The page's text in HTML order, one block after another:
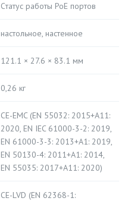
Cтатус работы PoE портов
настольное, настенное
121.1 × 27.6 × 83.1 мм
0,26 кг
CE-EMC (EN 55032: 2015+A11:
2020, EN IEC 61000-3-2: 2019,
EN 61000-3-3: 2013+A1: 2019,
EN 50130-4: 2011+A1: 2014,
EN 55035: 2017+A11: 2020)
CE-LVD (EN 62368-1: